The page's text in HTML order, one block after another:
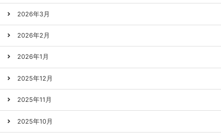
2026年3月
2026年2月
2026年1月
2025年12月
2025年11月
2025年10月